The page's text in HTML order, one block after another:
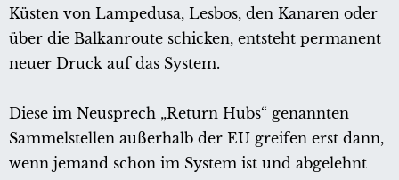
Küsten von Lampedusa, Lesbos, den Kanaren oder
über die Balkanroute schicken, entsteht permanent
neuer Druck auf das System.
Diese im Neusprech „Return Hubs“ genannten
Sammelstellen außerhalb der EU greifen erst dann,
wenn jemand schon im System ist und abgelehnt